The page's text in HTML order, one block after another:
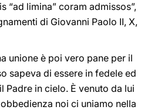
“ad limina” coram admissos”,
di Giovanni Paolo II, X,
unione è poi vero pane per il
sapeva di essere in fedele ed
Padre in cielo. È venuto da lui
noi ci uniamo nella